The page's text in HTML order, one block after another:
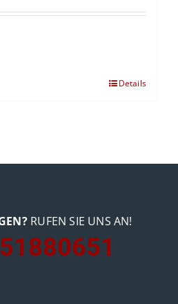
Details
RUFEN SIE UNS AN!